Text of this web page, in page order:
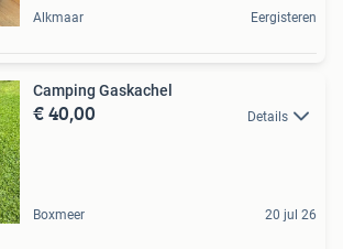
Alkmaar Eergisteren
Camping Gaskachel
€ 40,00 Details
Boxmeer 20 jul 26